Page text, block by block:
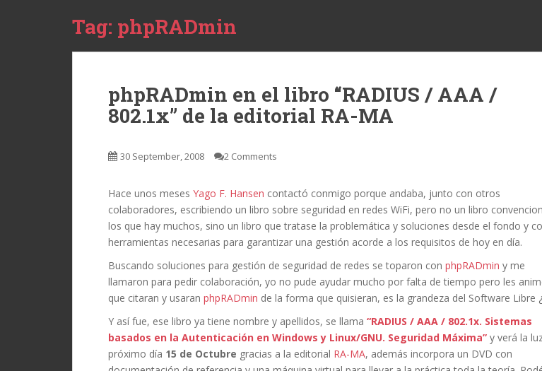
Tag: phpRADmin
phpRADmin en el libro “RADIUS / AAA /
802.1x” de la editorial RA-MA
30 September, 2008 2 Comments
Hace unos meses Yago F. Hansen contactó conmigo porque andaba, junto con otros
colaboradores, escribiendo un libro sobre seguridad en redes WiFi, pero no un libro
los que hay muchos, sino un libro que tratase la problemática y soluciones desde el fondo y
herramientas necesarias para garantizar una gestión acorde a los requisitos de hoy en día.
Buscando soluciones para gestión de seguridad de redes se toparon con phpRADmin y me
llamaron para pedir colaboración, yo no pude ayudar mucho por falta de tiempo pero les
que citaran y usaran phpRADmin de la forma que quisieran, es la grandeza del Software Libre
Y así fue, ese libro ya tiene nombre y apellidos, se llama “RADIUS / AAA / 802.1x. Sistemas
basados en la Autenticación en Windows y Linux/GNU. Seguridad Máxima” y verá la
próximo día 15 de Octubre gracias a la editorial RA-MA, además incorpora un DVD con